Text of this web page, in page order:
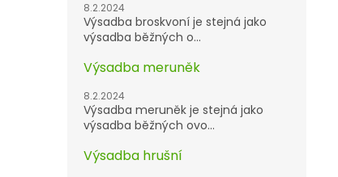
8.2.2024
Výsadba broskvoní je stejná jako
výsadba běžných o...
Výsadba meruněk
8.2.2024
Výsadba meruněk je stejná jako
výsadba běžných ovo...
Výsadba hrušní